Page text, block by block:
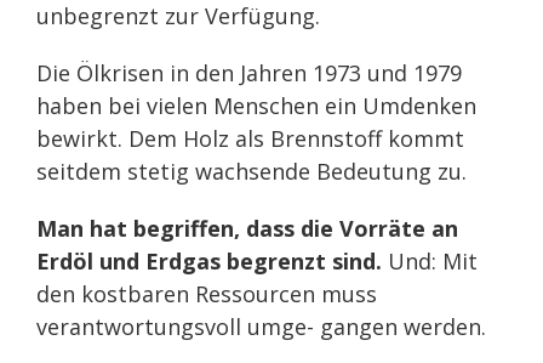
unbegrenzt zur Verfügung.
Die Ölkrisen in den Jahren 1973 und 1979
haben bei vielen Menschen ein Umdenken
bewirkt. Dem Holz als Brennstoff kommt
seitdem stetig wachsende Bedeutung zu.
Man hat begriffen, dass die Vorräte an
Erdöl und Erdgas begrenzt sind. Und: Mit
den kostbaren Ressourcen muss
verantwortungsvoll umge- gangen werden.